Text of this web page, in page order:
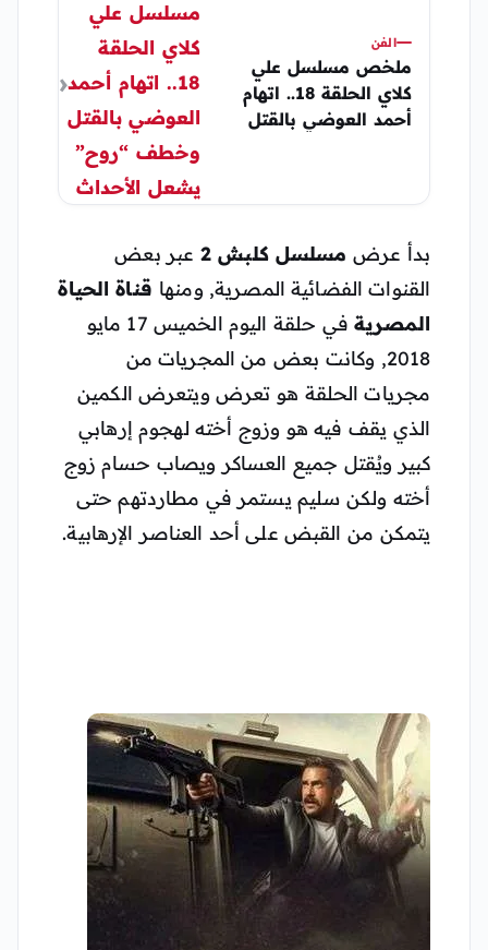
الفن
ملخص مسلسل علي
كلاي الحلقة 18.. اتهام
أحمد العوضي بالقتل
بدأ عرض مسلسل كلبش 2
عبر بعض
القنوات الفضائية المصرية, ومنها قناة الحياة
المصرية
في حلقة اليوم الخميس 17 مايو
2018, وكانت بعض من المجريات من
مجريات الحلقة هو تعرض ويتعرض الكمين
الذي يقف فيه هو وزوج أخته لهجوم إرهابي
كبير ويُقتل جميع العساكر ويصاب حسام زوج
أخته ولكن سليم يستمر في مطاردتهم حتى
يتمكن من القبض على أحد العناصر الإرهابية.